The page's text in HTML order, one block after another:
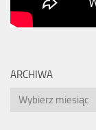
ARCHIWA
Archiwa